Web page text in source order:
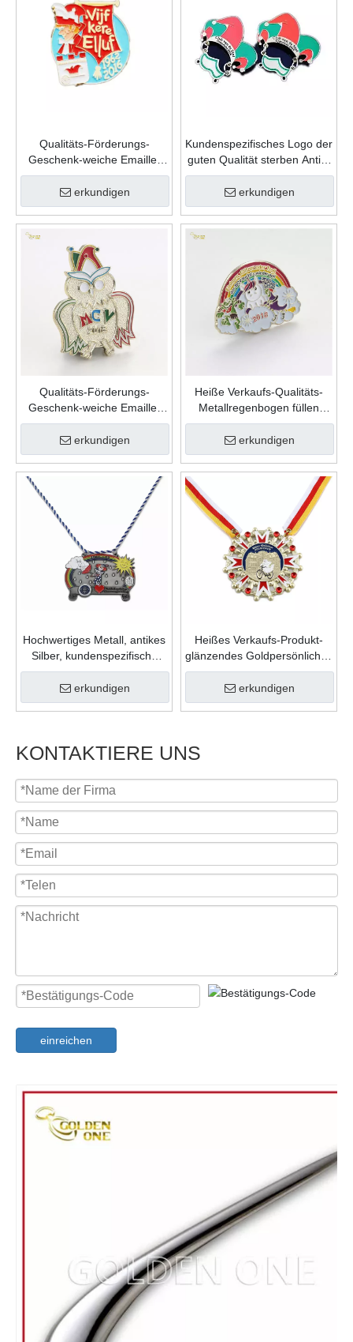
Qualitäts-Förderungs-
Geschenk-weiche Emaille-
kundenspezifische
Andenken-Form-Zink-
Legierungs-Karnevals-
Abzeichen
erkundigen
Kundenspezifisches Logo der
guten Qualität sterben Antik-
Goldmetallsport-
Gedenkkarnevals-Abzeichen
erkundigen
Qualitäts-Förderungs-
Geschenk-weiche Emaille-
kundenspezifische nette
Form-Zink-Legierungs-
Karnevalsnadel
erkundigen
Heiße Verkaufs-Qualitäts-
Metallregenbogen füllen
Farbe weiche Emaille-
kundenspezifische
Anstecknadel ein
erkundigen
Hochwertiges Metall, antikes
Silber, kundenspezifische
Form, Gießfüllung, Farben,
Karnevalsmedaille für
Feiergeschenk
erkundigen
Heißes Verkaufs-Produkt-
glänzendes Goldpersönliches
Geschenk-Zink-Legierungs-
weicher Emaille-
kundenspezifisches Logo-
erkundigen
KONTAKTIERE UNS
einreichen